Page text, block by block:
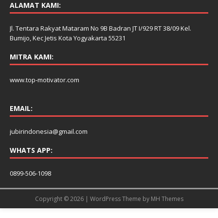
ALAMAT KAMI:
Jl. Tentara Rakyat Mataram No 9B Badran JT I/929 RT 38/09 Kel.
Bumijo, Kec Jetis Kota Yogyakarta 55231
MITRA KAMI:
www.top-motivator.com
EMAIL:
jubirindonesia@gmail.com
WHATS APP:
0899-506-1098
Copyright © 2026 | WordPress Theme by MH Themes